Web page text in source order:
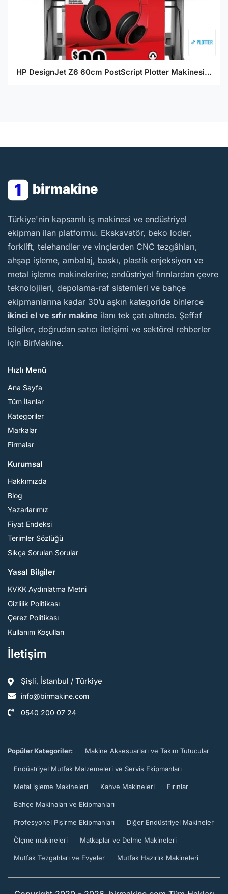
HP DesignJet Z6 60cm PostScript Plotter Makinesi - T8W15A
1 birmakine
BirMakine
Türkiye'nin kapsamlı iş makinesi ve endüstriyel
ekipman ilan platformu. Ekskavatör, beko loder,
forklift, telehandler ve vinçlerden CNC tezgâhları,
ahşap işleme, ambalaj, baskı, plastik enjeksiyon ve
metal işleme makinelerine; endüstriyel fırınlardan çevre
teknolojileri, depolama-raf sistemleri ve bahçe
ekipmanlarına kadar 30’u aşkın kategoride binlerce
ikinci el ve sıfır makine ilanı tek çatı altında. Şeffaf
bilgiler, doğrudan satıcı iletişimi ve sektörel rehberler
için BirMakine.
Hızlı Menü
Ana Sayfa
Tüm İlanlar
Kategoriler
Markalar
Firmalar
Kurumsal
Hakkımızda
Blog
Yazarlarımız
Fiyat Endeksi
Terimler Sözlüğü
Sıkça Sorulan Sorular
Yasal Bilgiler
KVKK Aydınlatma Metni
Gizlilik Politikası
Çerez Politikası
Kullanım Koşulları
İletişim
Şişli, İstanbul / Türkiye
info@birmakine.com
0540 200 07 24
Popüler Kategoriler: Makine Aksesuarları ve Takım Tutucular
Endüstriyel Mutfak Malzemeleri ve Servis Ekipmanları
Metal işleme Makineleri Kahve Makineleri Fırınlar
Bahçe Makinaları ve Ekipmanları
Profesyonel Pişirme Ekipmanları Diğer Endüstriyel Makineler
Ölçme makineleri Matkaplar ve Delme Makineleri
Mutfak Tezgahları ve Evyeler Mutfak Hazırlık Makineleri